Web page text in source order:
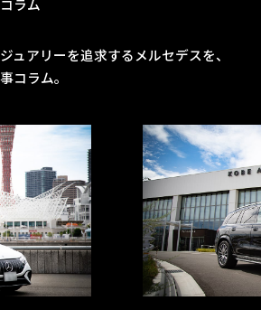
アリーを追求するメルセデスを、
コラム。